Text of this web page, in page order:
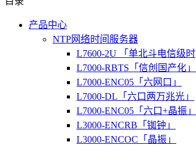
产品中心
NTP网络时间服务器
L7600-2U 「单北斗电信级时
L7000-RBTS「信创国产化」
L7000-ENC05「六网口」
L7000-DL「六口两万兆光」
L7000-ENC05「六口+晶振」
L3000-ENCRB「铷钟」
L3000-ENCOC「晶振」